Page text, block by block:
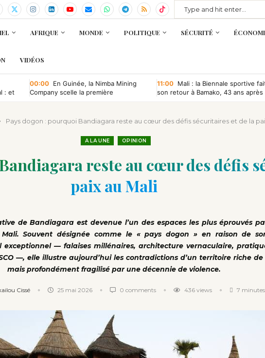
AFRIQUE MONDE POLITIQUE SÉCURITÉ
VIDÉOS
: et
00:00 En Guinée, la Nimba Mining
Company scelle la première
11:00 Mali : la Biennale sportive
son retour à Bamako, 43 ans après
Pays dogon : pourquoi Bandiagara reste au cœur des défis sécuritaires et de la
A LA UNE OPINION
reste au cœur des défis
paix au Mali
de Bandiagara est devenue l’un des espaces les plus éprouvés
Souvent désignée comme le « pays dogon » en raison de
— falaises millénaires, architecture vernaculaire,
—, elle illustre aujourd’hui les contradictions d’un territoire riche de
mais profondément fragilisé par une décennie de violence.
Cissé 25 mai 2026 0 comments 436views 7